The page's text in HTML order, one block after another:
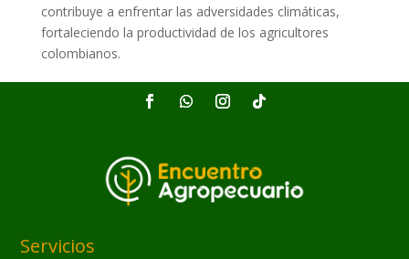
contribuye a enfrentar las adversidades climáticas,
fortaleciendo la productividad de los agricultores
colombianos.
Servicios